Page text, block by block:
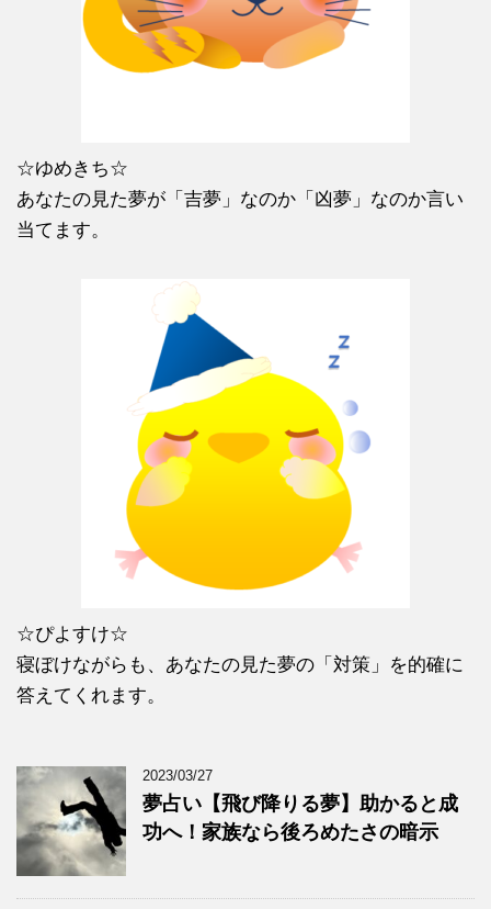
☆ゆめきち☆
あなたの見た夢が「吉夢」なのか「凶夢」なのか言い
当てます。
☆ぴよすけ☆
寝ぼけながらも、あなたの見た夢の「対策」を的確に
答えてくれます。
2023/03/27
夢占い【飛び降りる夢】助かると成
功へ！家族なら後ろめたさの暗示